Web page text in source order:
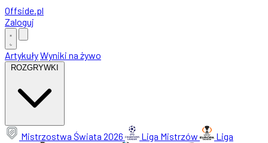
Offside.pl
Zaloguj
ArtykułyWyniki na żywo
ROZGRYWKI
Mistrzostwa Świata 2026 Liga Mistrzów
Liga